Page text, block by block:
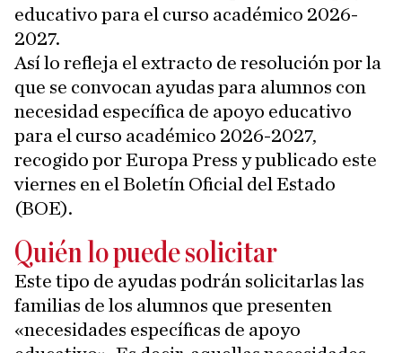
educativo para el curso académico 2026-
2027.
Así lo refleja el extracto de resolución por la
que se convocan ayudas para alumnos con
necesidad específica de apoyo educativo
para el curso académico 2026-2027,
recogido por Europa Press y publicado este
viernes en el Boletín Oficial del Estado
(BOE).
Quién lo puede solicitar
Este tipo de ayudas podrán solicitarlas las
familias de los alumnos que presenten
«necesidades específicas de apoyo